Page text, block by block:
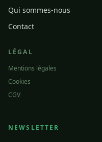
Qui sommes-nous
Contact
LÉGAL
Mentions légales
Cookies
CGV
NEWSLETTER